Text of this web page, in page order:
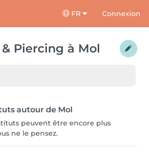
FR Connexion
Piercing à Mol
autour de Mol
peuvent être encore plus
ne le pensez.